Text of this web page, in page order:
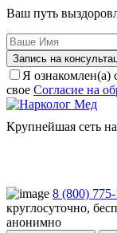
Ваш путь
Запись на
Я ознакомлен(а)
свое Согласие на
Крупнейшая сеть
8 (800)
круглосуточно,
анонимно